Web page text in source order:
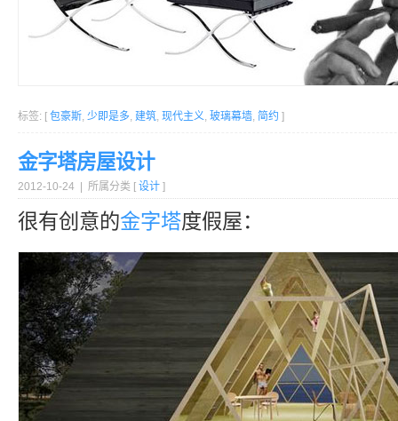
标签: [ 包豪斯, 少即是多, 建筑, 现代主义, 玻璃幕墙, 简约 ]
金字塔房屋设计
2012-10-24 | 所属分类 [ 设计 ]
很有创意的金字塔度假屋：